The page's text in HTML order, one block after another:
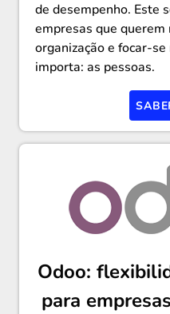
de desempenho. Este
empresas que
organização e focar-
importa: as pessoas.
Odoo:
para